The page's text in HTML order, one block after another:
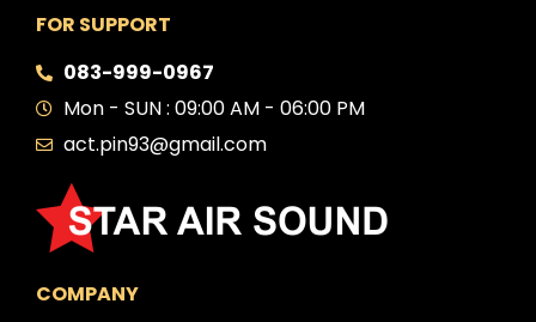
FOR SUPPORT
083-999-0967
Mon - SUN : 09:00 AM - 06:00 PM
act.pin93@gmail.com
COMPANY